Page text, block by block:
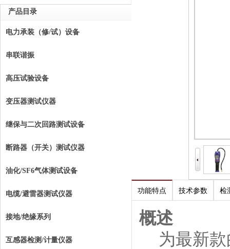
产品目录
电力承装（修/试）设备
串联谐振
高压试验设备
变压器测试仪器
继保与二次回路测试设备
断路器（开关）测试仪器
油化/SF6气体测试设备
电缆/避雷器测试仪器
接地/绝缘系列
互感器检测/计量仪器
功能特点 技术参数 检
概述
为最新